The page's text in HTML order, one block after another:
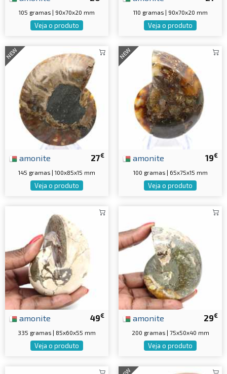
105 gramas | 90x70x20 mm
Veja o produto
110 gramas | 90x70x20 mm
Veja o produto
NEW
27€
amonite
145 gramas | 100x85x15 mm
Veja o produto
NEW
19€
amonite
100 gramas | 65x75x15 mm
Veja o produto
49€
amonite
335 gramas | 85x60x55 mm
Veja o produto
29€
amonite
200 gramas | 75x50x40 mm
Veja o produto